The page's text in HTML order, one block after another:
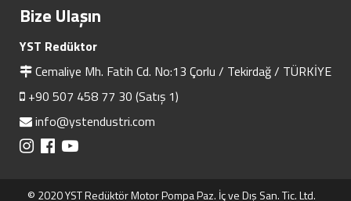
Bize Ulaşın
YST Redüktor
Cemaliye Mh. Fatih Cd. No:13 Çorlu / Tekirdağ / TÜRKİYE
+90 507 458 77 30 (Satış 1)
info@ystendustri.com
© 2020 YST Redüktör Motor Pompa Paz. İç ve Dış San. Tic. Ltd.